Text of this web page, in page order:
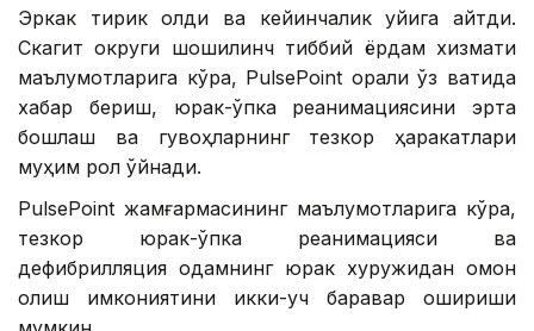
Эркак тирик қолди ва кейинчалик уйига қайтди.
Скагит округи шошилинч тиббий ёрдам хизмати
маълумотларига кўра, PulsePoint орқали ўз вақтида
хабар бериш, юрак-ўпка реанимациясини эрта
бошлаш ва гувоҳларнинг тезкор ҳаракатлари
муҳим рол ўйнади.
PulsePoint жамғармасининг маълумотларига кўра,
тезкор юрак-ўпка реанимацияси ва
дефибрилляция одамнинг юрак хуружидан омон
қолиш имкониятини икки-уч баравар ошириши